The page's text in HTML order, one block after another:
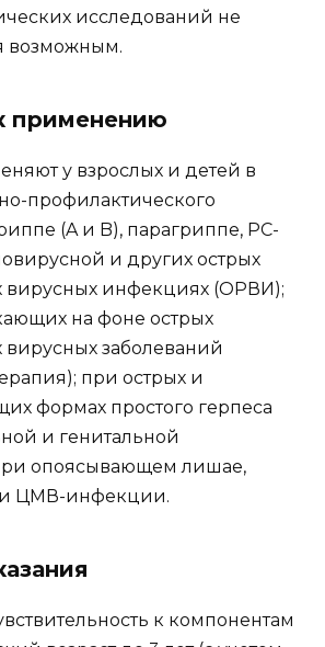
исследований не
возможным.
применению
у взрослых и детей в
профилактического
(A и B), парагриппе, РС-
и других острых
вирусных инфекциях (ОРВИ);
на фоне острых
заболеваний
при острых и
формах простого герпеса
и генитальной
опоясывающем лишае,
и ЦМВ-инфекции.
к компонентам